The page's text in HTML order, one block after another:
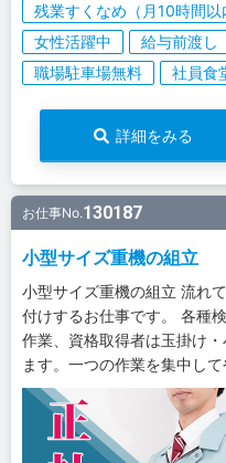
残業すくなめ（月10時間以
女性活躍中
給与前渡し
職場駐車場無料
社員食
詳細をみる
お仕事No.130187
小型サイズ重機の組立
小型サイズ重機の組立 流れ
付けするお仕事です。 各種
作業、資格取得者は玉掛け
ます。一つの作業を集中し